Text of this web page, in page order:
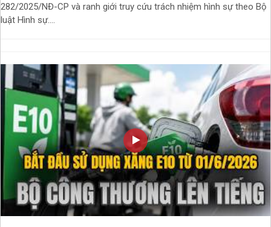
282/2025/NĐ-CP và ranh giới truy cứu trách nhiệm hình sự theo Bộ
luật Hình sự....